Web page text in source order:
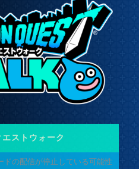
エストウォーク
ドの配信が停止している可能性